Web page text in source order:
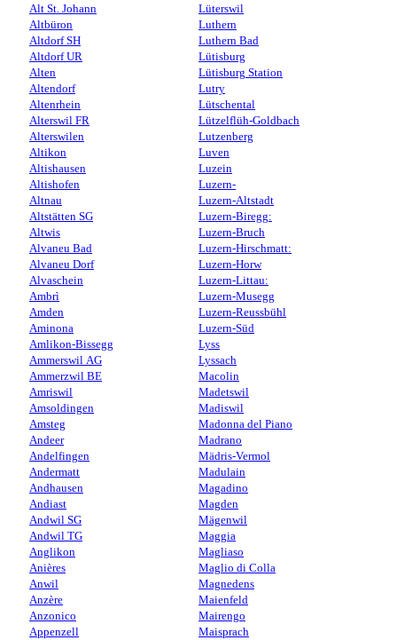
Alt St. Johann
Altbüron
Altdorf SH
Altdorf UR
Alten
Altendorf
Altenrhein
Alterswil FR
Alterswilen
Altikon
Altishausen
Altishofen
Altnau
Altstätten SG
Altwis
Alvaneu Bad
Alvaneu Dorf
Alvaschein
Ambrì
Amden
Aminona
Amlikon-Bissegg
Ammerswil AG
Ammerzwil BE
Amriswil
Amsoldingen
Amsteg
Andeer
Andelfingen
Andermatt
Andhausen
Andiast
Andwil SG
Andwil TG
Anglikon
Anières
Anwil
Anzère
Anzonico
Appenzell
Lüterswil
Luthern
Luthern Bad
Lütisburg
Lütisburg Station
Lutry
Lütschental
Lützelflüh-Goldbach
Lutzenberg
Luven
Luzein
Luzern-
Luzern-Altstadt
Luzern-Biregg:
Luzern-Bruch
Luzern-Hirschmatt:
Luzern-Horw
Luzern-Littau:
Luzern-Musegg
Luzern-Reussbühl
Luzern-Süd
Lyss
Lyssach
Macolin
Madetswil
Madiswil
Madonna del Piano
Madrano
Mädris-Vermol
Madulain
Magadino
Magden
Mägenwil
Maggia
Magliaso
Maglio di Colla
Magnedens
Maienfeld
Mairengo
Maisprach